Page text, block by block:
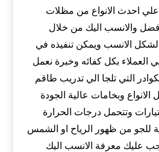
علي احدث الانواع من مظلات
والانسب اليك من خلال
الانسب ويمكن تنفيذه في
العملاء بكل كفائه وخبرة نعمل
التي تلجا الي تدريب طاقم
الانواع وبخامات عالية الجودة
وتتحمل درجات الحرارة
للجو من ظهور الرياح او الشمس
يجب عليك معرفة الانسب اليك